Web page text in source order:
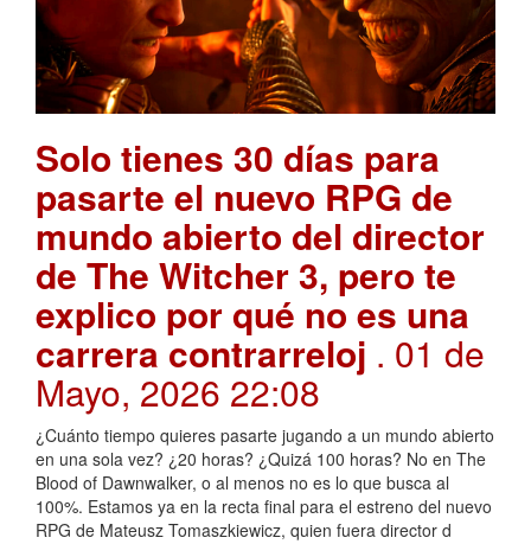
Solo tienes 30 días para
pasarte el nuevo RPG de
mundo abierto del director
de The Witcher 3, pero te
explico por qué no es una
carrera contrarreloj . 01 de
Mayo, 2026 22:08
¿Cuánto tiempo quieres pasarte jugando a un mundo abierto
en una sola vez? ¿20 horas? ¿Quizá 100 horas? No en The
Blood of Dawnwalker, o al menos no es lo que busca al
100%. Estamos ya en la recta final para el estreno del nuevo
RPG de Mateusz Tomaszkiewicz, quien fuera director d